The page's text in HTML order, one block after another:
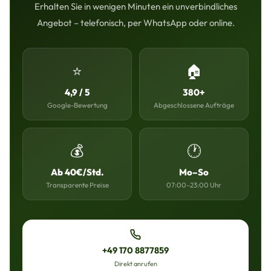
Erhalten Sie in wenigen Minuten ein unverbindliches
Angebot – telefonisch, per WhatsApp oder online.
⭐
4,9 / 5
Google-Bewertung
🏠
380+
Abgeschlossene Aufträge
💰
Ab 40€/Std.
Transparente Preise
🕐
Mo–So
07:00–23:00 Uhr
+49 170 8877859
Direkt anrufen